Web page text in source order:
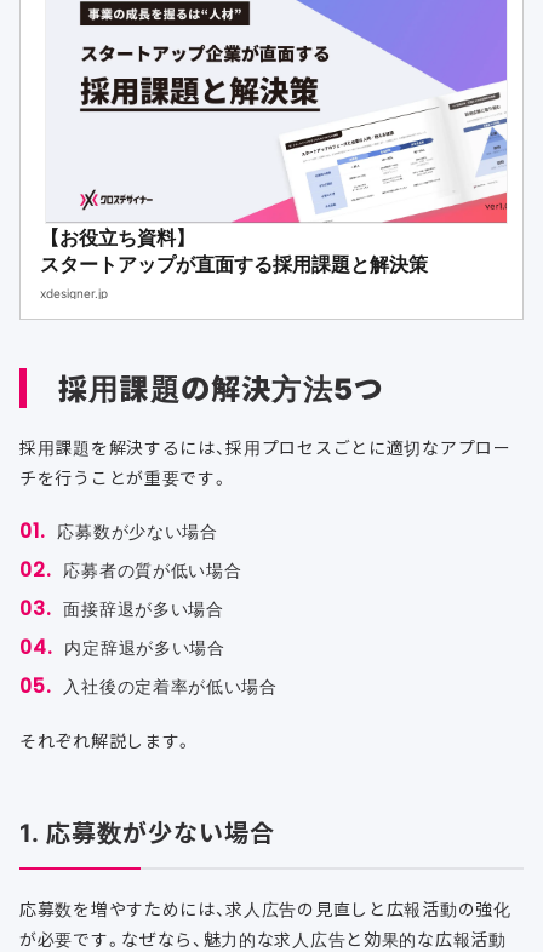
【お役立ち資料】
スタートアップが直面する採用課題と解決策
xdesigner.jp
採用課題の解決方法5つ
採用課題を解決するには、採用プロセスごとに適切なアプロー
チを行うことが重要です。
応募数が少ない場合
応募者の質が低い場合
面接辞退が多い場合
内定辞退が多い場合
入社後の定着率が低い場合
それぞれ解説します。
1. 応募数が少ない場合
応募数を増やすためには、求人広告の見直しと広報活動の強化
が必要です。なぜなら、魅力的な求人広告と効果的な広報活動